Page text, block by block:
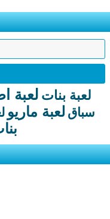
لعبة بنات لعبة
سباق لعبة ماريو